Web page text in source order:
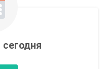
сегодня